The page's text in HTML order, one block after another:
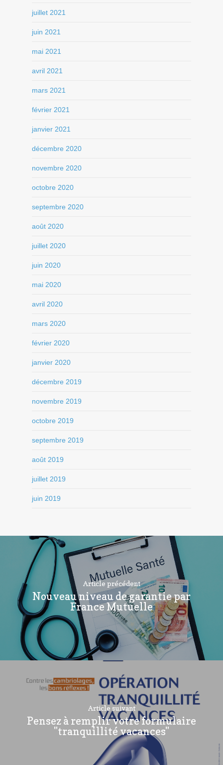
juillet 2021
juin 2021
mai 2021
avril 2021
mars 2021
février 2021
janvier 2021
décembre 2020
novembre 2020
octobre 2020
septembre 2020
août 2020
juillet 2020
juin 2020
mai 2020
avril 2020
mars 2020
février 2020
janvier 2020
décembre 2019
novembre 2019
octobre 2019
septembre 2019
août 2019
juillet 2019
juin 2019
Article précédent
Nouveau niveau de garantie par
France Mutuelle
Article suivant
Pensez à remplir votre formulaire
"tranquillité vacances"